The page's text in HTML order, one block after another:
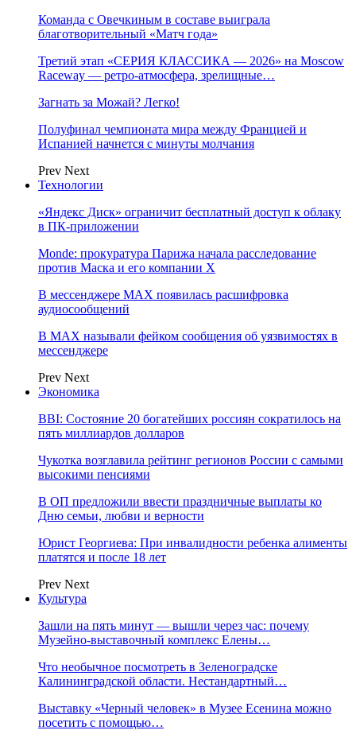
Команда с Овечкиным в составе выиграла
благотворительный «Матч года»
Третий этап «СЕРИЯ КЛАССИКА — 2026» на Moscow
Raceway — ретро‑атмосфера, зрелищные…
Загнать за Можай? Легко!
Полуфинал чемпионата мира между Францией и
Испанией начнется с минуты молчания
Prev Next
Технологии
«Яндекс Диск» ограничит бесплатный доступ к облаку
в ПК-приложении
Monde: прокуратура Парижа начала расследование
против Маска и его компании X
В мессенджере MAX появилась расшифровка
аудиосообщений
В МAX называли фейком сообщения об уязвимостях в
мессенджере
Prev Next
Экономика
BBI: Состояние 20 богатейших россиян сократилось на
пять миллиардов долларов
Чукотка возглавила рейтинг регионов России с самыми
высокими пенсиями
В ОП предложили ввести праздничные выплаты ко
Дню семьи, любви и верности
Юрист Георгиева: При инвалидности ребенка алименты
платятся и после 18 лет
Prev Next
Культура
Зашли на пять минут — вышли через час: почему
Музейно-выставочный комплекс Елены…
Что необычное посмотреть в Зеленоградске
Калининградской области. Нестандартный…
Выставку «Черный человек» в Музее Есенина можно
посетить с помощью…